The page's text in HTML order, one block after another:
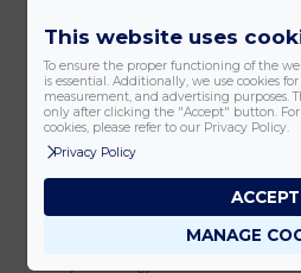
sorjamentes csatlakozást. A szerszám
átmérőjének enyhe felbővítését és a
és egyenesítését, így az idom
gyűrűi nem sérülnek.
– Max. nyomástűrő képesség: 10 bar
– Max. hőmérséklet: 95 C fok
– Alkalmazási terület: hideg- meleg vízre
– Központi és padlófűtéshez, radiátorok
This website uses
To ensure the proper functioning of the
is essential. Additionally, we use cookies
measurement, and advertising purposes.
only after clicking the "Accept" button.
cookies, please refer to our Privacy Policy.
Privacy Policy
MANAGE
ACCEPT